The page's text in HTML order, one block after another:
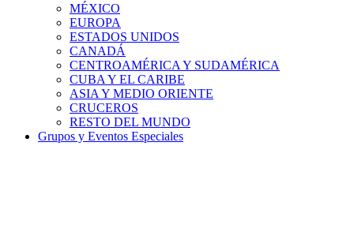
MÉXICO
EUROPA
ESTADOS UNIDOS
CANADÁ
CENTROAMÉRICA Y SUDAMÉRICA
CUBA Y EL CARIBE
ASIA Y MEDIO ORIENTE
CRUCEROS
RESTO DEL MUNDO
Grupos y Eventos Especiales